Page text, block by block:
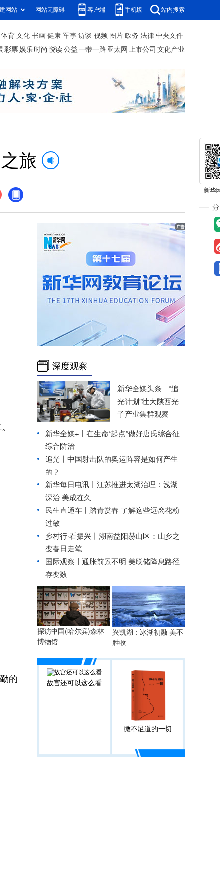
网站 网站无障碍 客户端 手机版 站内搜索
体育 文化 书画 健康 军事 访谈 视频 图片 政务 法律 中央文件
彩票娱乐 时尚 悦读 公益 一带一路 亚太网 上市公司 文化产业
旅
的
深度观察
新华全媒头条丨 “追
光计划”壮大陕西光
子产业集群观察
新华全媒+丨 在生命“起点”做好唐氏综合征
综合防治
追光丨 中国射击队的奥运阵容是如何产生
的？
新华每日电讯丨 江苏推进太湖治理：浅湖
深治 美成在久
民生直通车丨 踏青赏春 了解这些远离花粉
过敏
乡村行·看振兴丨 湖南益阳赫山区：山乡之
变春日走笔
国际观察丨 通胀前景不明 美联储降息路径
存变数
探访中国(哈尔滨)森林
博物馆
兴凯湖：冰湖初融 美不
胜收
故宫还可以这么看
微不足道的一切